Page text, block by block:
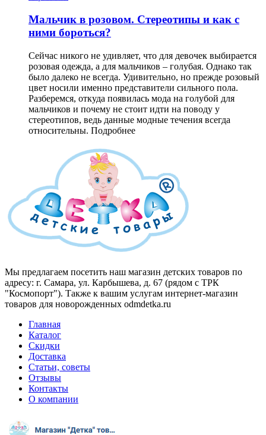
Мальчик в розовом. Стереотипы и как с
ними бороться?
Сейчас никого не удивляет, что для девочек выбирается
розовая одежда, а для мальчиков – голубая. Однако так
было далеко не всегда. Удивительно, но прежде розовый
цвет носили именно представители сильного пола.
Разберемся, откуда появилась мода на голубой для
мальчиков и почему не стоит идти на поводу у
стереотипов, ведь данные модные течения всегда
относительны. Подробнее
Мы предлагаем посетить наш магазин детских товаров по
адресу: г. Самара, ул. Карбышева, д. 67 (рядом с ТРК
"Космопорт"). Также к вашим услугам интернет-магазин
товаров для новорожденных odmdetka.ru
Главная
Каталог
Скидки
Доставка
Статьи, советы
Отзывы
Контакты
О компании